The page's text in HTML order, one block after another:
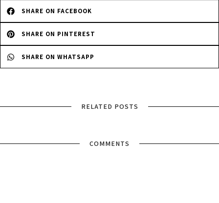
SHARE ON FACEBOOK
SHARE ON PINTEREST
SHARE ON WHATSAPP
RELATED POSTS
COMMENTS